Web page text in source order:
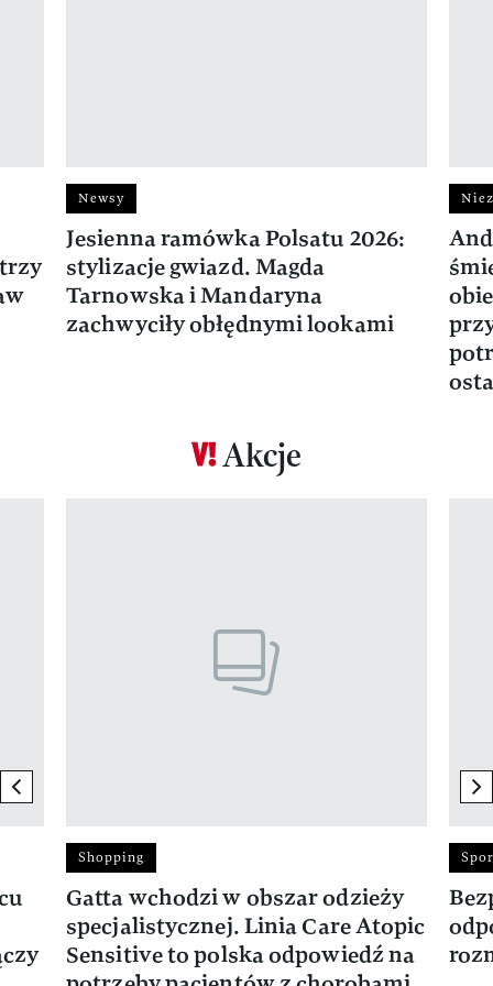
Newsy
Jesienna ramówka Polsatu 2026:
stylizacje gwiazd. Magda
Tarnowska i Mandaryna
zachwyciły obłędnymi lookami
Akcje
previous element
Shopping
Gatta wchodzi w obszar odzieży
specjalistycznej. Linia Care Atopic
Sensitive to polska odpowiedź na